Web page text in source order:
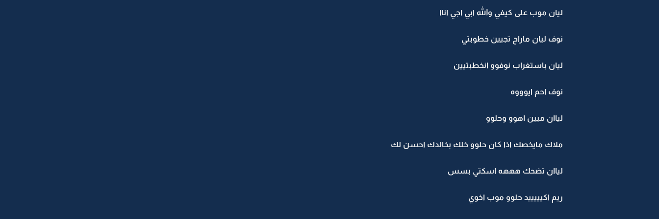
ليان موب على كيفي والله ابي اجي اناا
نوف ليان ماراح تجيين خطوبتي
ليان باستغراب نوفوو انخطبتيين
نوف احم ايوووه
لياان ميين اهوو وحلوو
ملاك مايخصك اذا كان حلوو خلك بخالدك احسن لك
لياان تضحك هههه اسكتي بسس
ريم اكيييييد حلوو موب اخوي